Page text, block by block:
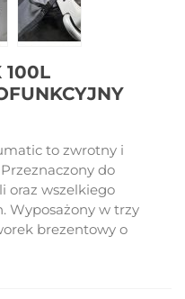
100L
to zwrotny i
do
oraz wszelkiego
Wyposażony w trzy
brezentowy o